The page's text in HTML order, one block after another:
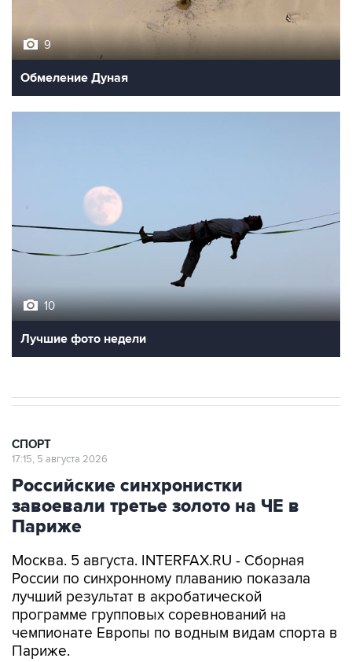
9
Обмеление Дуная
10
Лучшие фото недели
СПОРТ
17:15, 5 августа 2026
Российские синхронистки
завоевали третье золото на ЧЕ в
Париже
Москва. 5 августа. INTERFAX.RU - Сборная
России по синхронному плаванию показала
лучший результат в акробатической
программе групповых соревнований на
чемпионате Европы по водным видам спорта в
Париже.